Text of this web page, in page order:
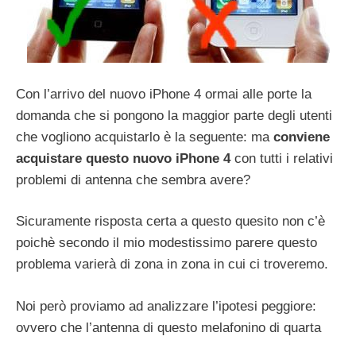
Con l’arrivo del nuovo iPhone 4 ormai alle porte la
domanda che si pongono la maggior parte degli utenti
che vogliono acquistarlo è la seguente: ma conviene
acquistare questo nuovo iPhone 4con tutti i relativi
problemi di antenna che sembra avere?
Sicuramente risposta certa a questo quesito non c’è
poichè secondo il mio modestissimo parere questo
problema varierà di zona in zona in cui ci troveremo.
Noi però proviamo ad analizzare l’ipotesi peggiore:
ovvero che l’antenna di questo melafonino di quarta